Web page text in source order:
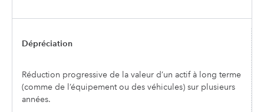
Dépréciation
Réduction progressive de la valeur d’un actif à long terme
(comme de l’équipement ou des véhicules) sur plusieurs
années.